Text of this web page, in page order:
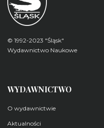
© 1992-2023 "Śląsk"
Wydawnictwo Naukowe
WYDAWNICTWO
O wydawnictwie
Aktualności